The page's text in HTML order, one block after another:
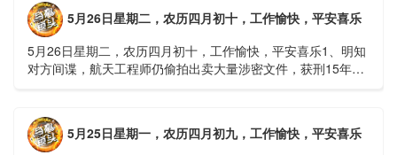
5月26日星期二，农历四月初十，工作愉快，平安喜乐
5月26日星期二，农历四月初十，工作愉快，平安喜乐1、明知
对方间谍，航天工程师仍偷拍出卖大量涉密文件，获刑15年
5月25日星期一，农历四月初九，工作愉快，平安喜乐